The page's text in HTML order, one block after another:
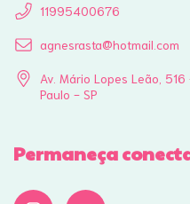
11995400676
agnesrasta@hotmail.com
Av. Mário Lopes Leão,
Paulo - SP
Permaneça